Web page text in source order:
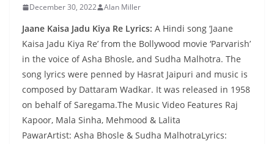
December 30, 2022 Alan Miller
Jaane Kaisa Jadu Kiya Re Lyrics: A Hindi song ‘Jaane
Kaisa Jadu Kiya Re’ from the Bollywood movie ‘Parvarish’
in the voice of Asha Bhosle, and Sudha Malhotra. The
song lyrics were penned by Hasrat Jaipuri and music is
composed by Dattaram Wadkar. It was released in 1958
on behalf of Saregama.The Music Video Features Raj
Kapoor, Mala Sinha, Mehmood & Lalita
PawarArtist: Asha Bhosle & Sudha MalhotraLyrics: